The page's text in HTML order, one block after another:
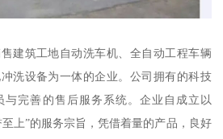
建筑工地自动洗车机、全自动工程车辆
洗设备为一体的企业。公司拥有的科技
与完善的售后服务系统。企业自成立以
上”的服务宗旨，凭借着量的产品，良好